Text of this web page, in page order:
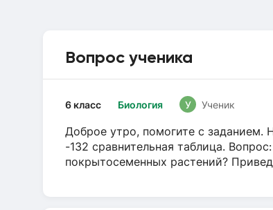
Вопрос ученика
Биология
6 класс У Ученик
Доброе утро, помогите с заданием.
-132 сравнительная таблица.
покрытосеменных растений?